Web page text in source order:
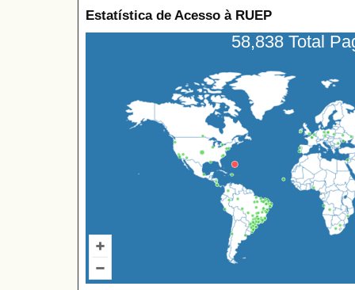
Estatística de Acesso à RUEP
58,838 Total